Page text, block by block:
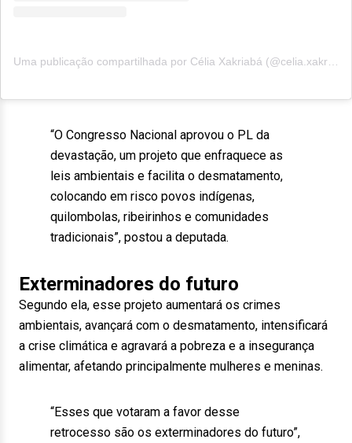
“O Congresso Nacional aprovou o PL da
devastação, um projeto que enfraquece as
leis ambientais e facilita o desmatamento,
colocando em risco povos indígenas,
quilombolas, ribeirinhos e comunidades
tradicionais”, postou a deputada.
Exterminadores do futuro
Segundo ela, esse projeto aumentará os crimes
ambientais, avançará com o desmatamento, intensificará
a crise climática e agravará a pobreza e a insegurança
alimentar, afetando principalmente mulheres e meninas.
“Esses que votaram a favor desse
retrocesso são os exterminadores do futuro”,